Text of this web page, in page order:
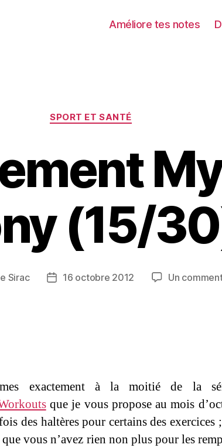
Améliore tes notes
Catégories
SPORT ET SANTÉ
(15/
Sirac
Date16 octobre 2012 Un
exactement à la moitié de la
que je vous propose au mois
des haltères pour certains des exercices
que vous n’avez rien non plus pour les